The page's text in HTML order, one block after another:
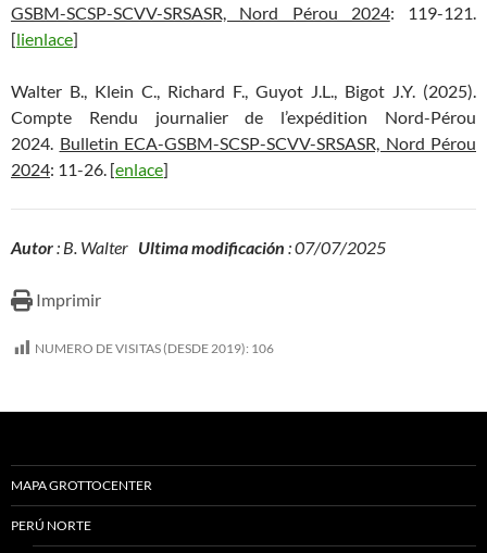
GSBM-SCSP-SCVV-SRSASR, Nord Pérou 2024: 119-121.
[lienlace]
Walter B., Klein C., Richard F., Guyot J.L., Bigot J.Y. (2025).
Compte Rendu journalier de l’expédition Nord-Pérou
2024. Bulletin ECA-GSBM-SCSP-SCVV-SRSASR, Nord Pérou
2024: 11-26. [enlace]
Autor: B. Walter Ultima modificación : 07/07/2025
Imprimir
NUMERO DE VISITAS (DESDE 2019): 106
MAPA GROTTOCENTER
PERÚ NORTE